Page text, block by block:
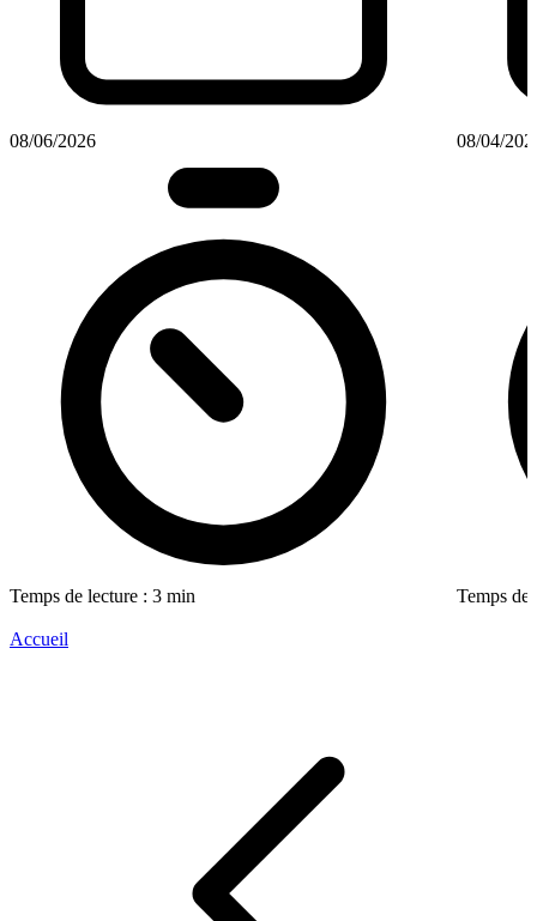
08/06/2026
Temps de lecture : 3 min
08/04/
Temps de
Accueil